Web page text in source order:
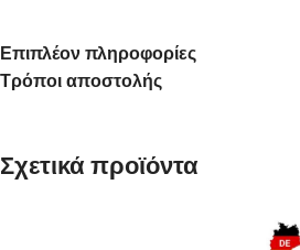
Επιπλέον πληροφορίες
Τρόποι αποστολής
Σχετικά προϊόντα